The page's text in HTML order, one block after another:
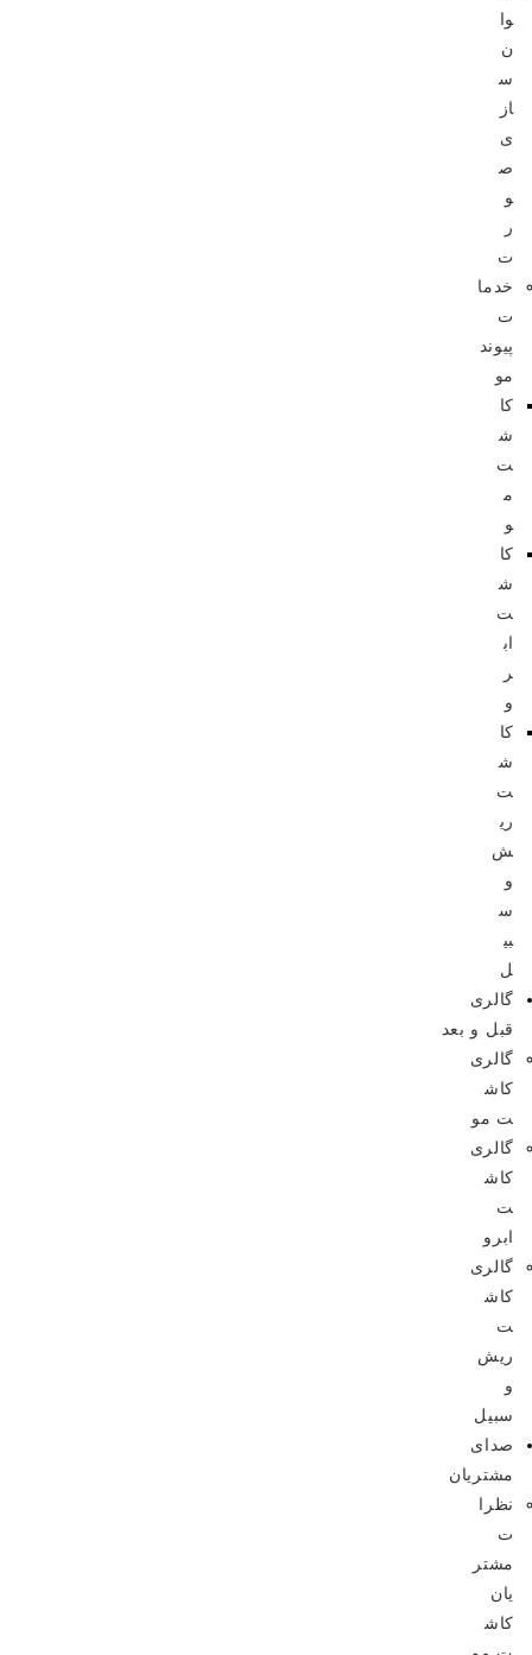
وا
ن‌
س
از
ی
ص
و
ر
ت
خدما
ت
پیوند
مو
کا
ش
ت
م
و
کا
ش
ت
اب
ر
و
کا
ش
ت
ری
ش
و
س
بی
ل
گالری
قبل و بعد
گالری
کاش
ت مو
گالری
کاش
ت
ابرو
گالری
کاش
ت
ریش
و
سبیل
صدای
مشتریان
نظرا
ت
مشتر
یان
کاش